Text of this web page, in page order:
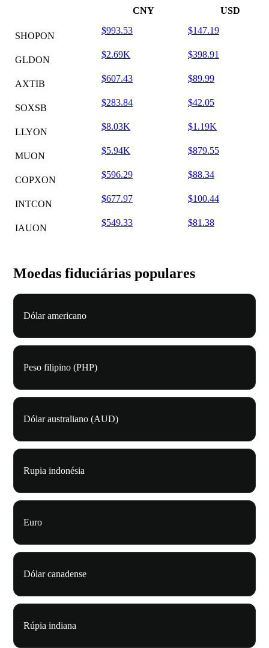
CNY USD
SHOPON
$993.53 $147.19
GLDON
$2.69K $398.91
AXTIB
$607.43 $89.99
SOXSB
$283.84 $42.05
LLYON
$8.03K $1.19K
MUON
$5.94K $879.55
COPXON
$596.29 $88.34
INTCON
$677.97 $100.44
IAUON
$549.33 $81.38
Moedas fiduciárias populares
Dólar americano
Peso filipino (PHP)
Dólar australiano (AUD)
Rupia indonésia
Euro
Dólar canadense
Rúpia indiana